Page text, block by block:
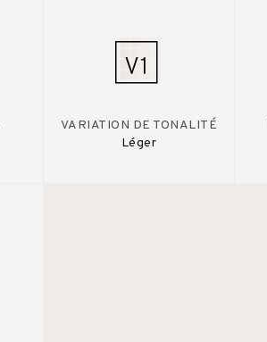
VARIATION DE TONALITÉ
Léger